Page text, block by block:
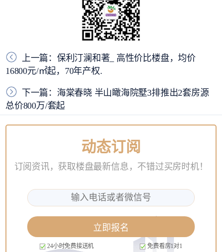
上一篇：保利汀澜和著_ 高性价比楼盘，均价
16800元/㎡起，70年产权.
下一篇：海棠春晓 半山瞰海院墅3排推出2套房源
总价800万/套起
动态订阅
订阅资讯，获取楼盘最新信息，不错过买房时机！
立即报名
24小时免费接送机 免费看房1对1